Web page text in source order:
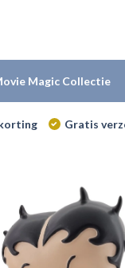
Magic Collectie
Gratis